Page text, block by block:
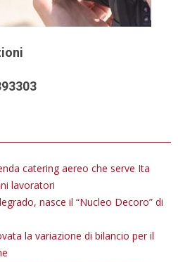
catering aereo che serve Ita
lavoratori
nasce il “Nucleo Decoro” di
la variazione di bilancio per il